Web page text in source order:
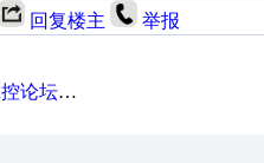
回复楼主 举报
点事儿……